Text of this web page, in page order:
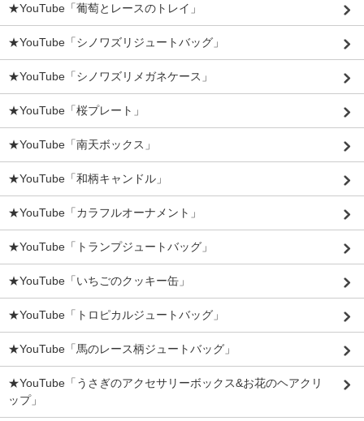
★YouTube「葡萄とレースのトレイ」
★YouTube「シノワズリジュートバッグ」
★YouTube「シノワズリメガネケース」
★YouTube「桜プレート」
★YouTube「南天ボックス」
★YouTube「和柄キャンドル」
★YouTube「カラフルオーナメント」
★YouTube「トランプジュートバッグ」
★YouTube「いちごのクッキー缶」
★YouTube「トロピカルジュートバッグ」
★YouTube「馬のレース柄ジュートバッグ」
★YouTube「うさぎのアクセサリーボックス&お花のヘアクリ
ップ」